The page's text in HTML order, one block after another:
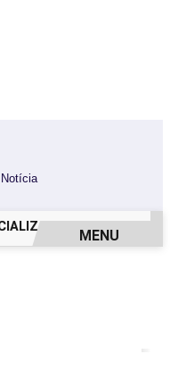
CHAPA COM ACM
MENU